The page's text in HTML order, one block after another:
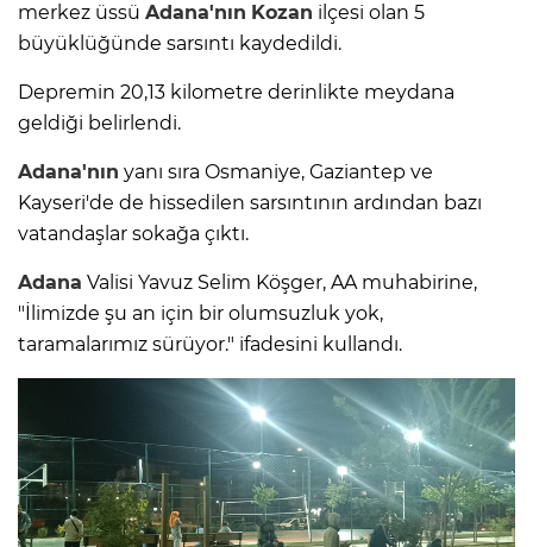
merkez üssü Adana'nın Kozan ilçesi olan 5
büyüklüğünde sarsıntı kaydedildi.
Depremin 20,13 kilometre derinlikte meydana
geldiği belirlendi.
Adana'nın yanı sıra Osmaniye, Gaziantep ve
Kayseri'de de hissedilen sarsıntının ardından bazı
vatandaşlar sokağa çıktı.
Adana Valisi Yavuz Selim Köşger, AA muhabirine,
"İlimizde şu an için bir olumsuzluk yok,
taramalarımız sürüyor." ifadesini kullandı.